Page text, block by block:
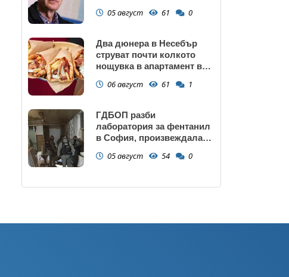
05 август 61 0
Два дюнера в Несебър
струват почти колкото
нощувка в апартамент в
06 август 61 1
ГДБОП разби
лаборатория за фентанил
в София, произвеждала
(снимки)
05 август 54 0